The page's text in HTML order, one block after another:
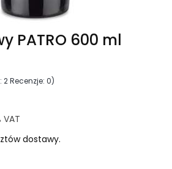
PATRO 600 ml
2 Recenzje: 0)
VAT
dostawy.